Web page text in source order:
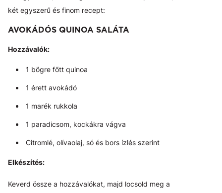
két egyszerű és finom recept:
AVOKÁDÓS QUINOA SALÁTA
Hozzávalók:
1 bögre főtt quinoa
1 érett avokádó
1 marék rukkola
1 paradicsom, kockákra vágva
Citromlé, olívaolaj, só és bors ízlés szerint
Elkészítés:
Keverd össze a hozzávalókat, majd locsold meg a